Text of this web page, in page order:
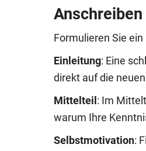
Formulieren Sie
Einleitung: Eine
direkt auf die neuen
Mittelteil : Im
warum Ihre
Selbstmotivation: